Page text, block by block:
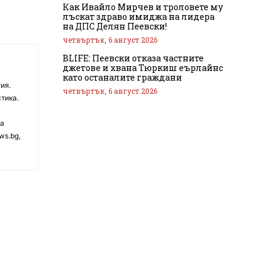
Как Ивайло Мирчев и троловете му
лъскат здраво имиджа на лидера
на ДПС Делян Пеевски!
четвъртък, 6 август 2026
BLIFE: Пеевски отказа частните
джетове и хвана Тюркиш еърлайнс
като останалите граждани
четвъртък, 6 август 2026